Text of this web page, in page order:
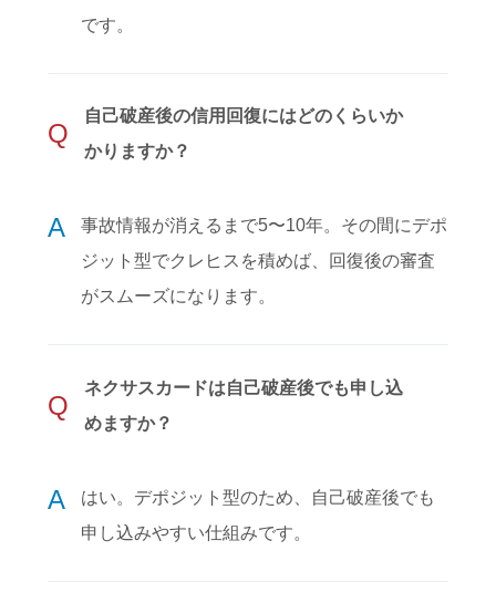
です。
Q
自己破産後の信用回復にはどのくらいか
かりますか？
A
事故情報が消えるまで5〜10年。その間にデポ
ジット型でクレヒスを積めば、回復後の審査
がスムーズになります。
Q
ネクサスカードは自己破産後でも申し込
めますか？
A
はい。デポジット型のため、自己破産後でも
申し込みやすい仕組みです。